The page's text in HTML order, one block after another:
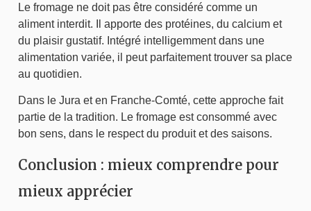
Le fromage ne doit pas être considéré comme un
aliment interdit. Il apporte des protéines, du calcium et
du plaisir gustatif. Intégré intelligemment dans une
alimentation variée, il peut parfaitement trouver sa place
au quotidien.
Dans le Jura et en Franche-Comté, cette approche fait
partie de la tradition. Le fromage est consommé avec
bon sens, dans le respect du produit et des saisons.
Conclusion : mieux comprendre pour
mieux apprécier